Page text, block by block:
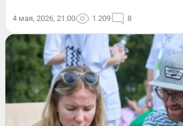
4 мая, 2026, 21:00 1 209 8